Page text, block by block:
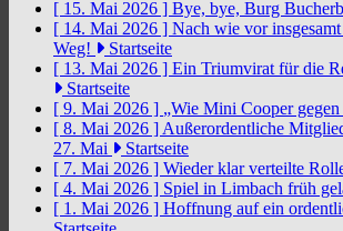
[ 15. Mai 2026 ] Bye, bye, Burg
[ 14. Mai 2026 ] Nach wie vor
Weg!
Startseite
[ 13. Mai 2026 ] Ein Triumvirat für die
Startseite
[ 9. Mai 2026 ] „Wie Mini Cooper
[ 8. Mai 2026 ] Außerordentliche
27. Mai
Startseite
[ 7. Mai 2026 ] Wieder klar verteilte
[ 4. Mai 2026 ] Spiel in Limbach früh
[ 1. Mai 2026 ] Hoffnung auf ein